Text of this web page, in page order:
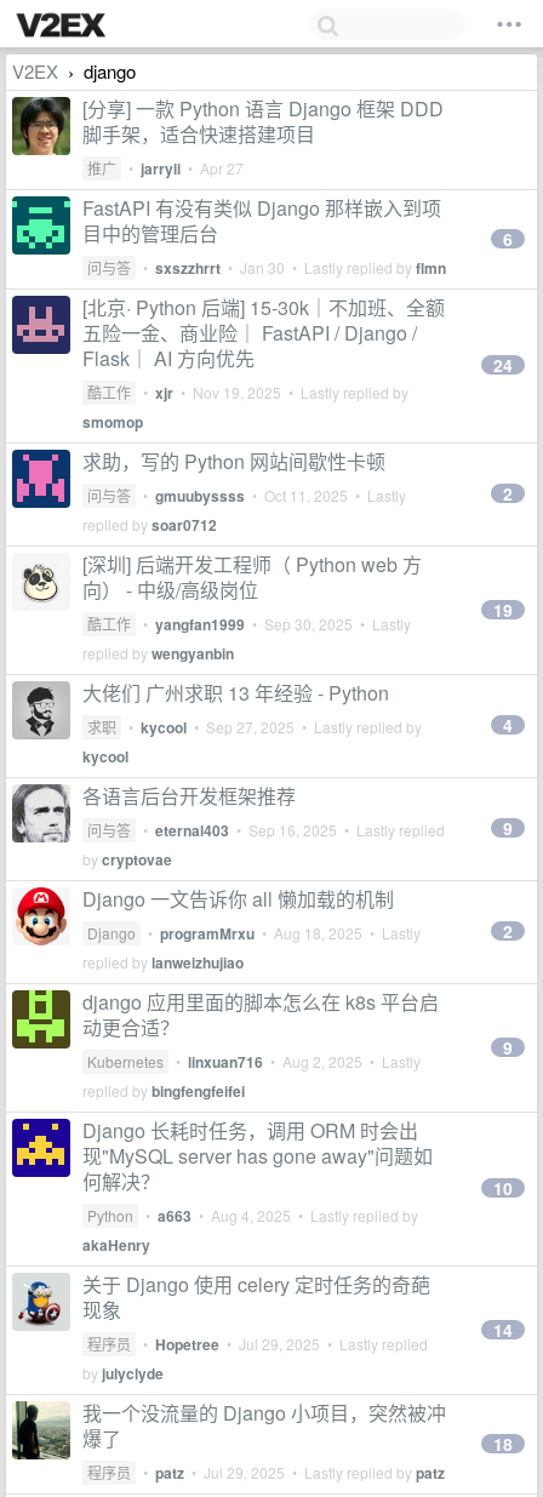
V2EX › django
[分享] 一款 Python 语言 Django 框架 DDD
脚手架，适合快速搭建项目
推广 • jarryli • Apr 27
FastAPI 有没有类似 Django 那样嵌入到项
目中的管理后台
问与答 • sxszzhrrt • Jan 30 • Lastly replied byflmn
6
[北京· Python 后端] 15-30k｜不加班、全额
五险一金、商业险｜ FastAPI / Django /
Flask｜ AI 方向优先
酷工作 • xjr • Nov 19, 2025 • Lastly replied by
smomop
24
求助，写的 Python 网站间歇性卡顿
问与答 • gmuubyssss • Oct 11, 2025 • Lastly
replied bysoar0712
2
[深圳] 后端开发工程师（ Python web 方
向） - 中级/高级岗位
酷工作 • yangfan1999 • Sep 30, 2025 • Lastly
replied bywengyanbin
19
大佬们 广州求职 13 年经验 - Python
求职 • kycool • Sep 27, 2025 • Lastly replied by
kycool
4
各语言后台开发框架推荐
问与答 • eternal403 • Sep 16, 2025 • Lastly replied
bycryptovae
9
Django 一文告诉你 all 懒加载的机制
Django • programMrxu • Aug 18, 2025 • Lastly
replied bylanweizhujiao
2
django 应用里面的脚本怎么在 k8s 平台启
动更合适？
Kubernetes • linxuan716 • Aug 2, 2025 • Lastly
replied bybingfengfeifei
9
Django 长耗时任务，调用 ORM 时会出
现"MySQL server has gone away"问题如
何解决？
Python • a663 • Aug 4, 2025 • Lastly replied by
akaHenry
10
关于 Django 使用 celery 定时任务的奇葩
现象
程序员 • Hopetree • Jul 29, 2025 • Lastly replied
by julyclyde
14
我一个没流量的 Django 小项目，突然被冲
爆了
程序员 • patz • Jul 29, 2025 • Lastly replied bypatz
18